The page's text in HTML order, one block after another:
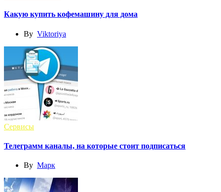
Какую купить кофемашину для дома
By Viktoriya
Сервисы
Телеграмм каналы, на которые стоит подписаться
By Марк